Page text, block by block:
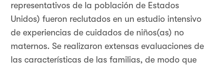
representativos de la población de Estados
Unidos) fueron reclutados en un estudio intensivo
de experiencias de cuidados de niños(as) no
maternos. Se realizaron extensas evaluaciones de
las características de las familias, de modo que